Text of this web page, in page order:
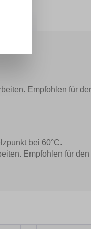
Empfohlen für
bei 60°C.
Empfohlen für